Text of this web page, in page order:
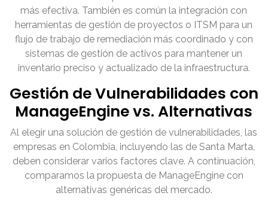
más efectiva. También es común la integración con
herramientas de gestión de proyectos o ITSM para un
flujo de trabajo de remediación más coordinado y con
sistemas de gestión de activos para mantener un
inventario preciso y actualizado de la infraestructura.
Gestión de Vulnerabilidades con
ManageEngine vs. Alternativas
Al elegir una solución de gestión de vulnerabilidades, las
empresas en Colombia, incluyendo las de Santa Marta,
deben considerar varios factores clave. A continuación,
comparamos la propuesta de ManageEngine con
alternativas genéricas del mercado.